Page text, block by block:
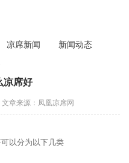
凉席新闻 新闻动态
凉席好
文章来源：凤凰凉席网
以分为以下几类